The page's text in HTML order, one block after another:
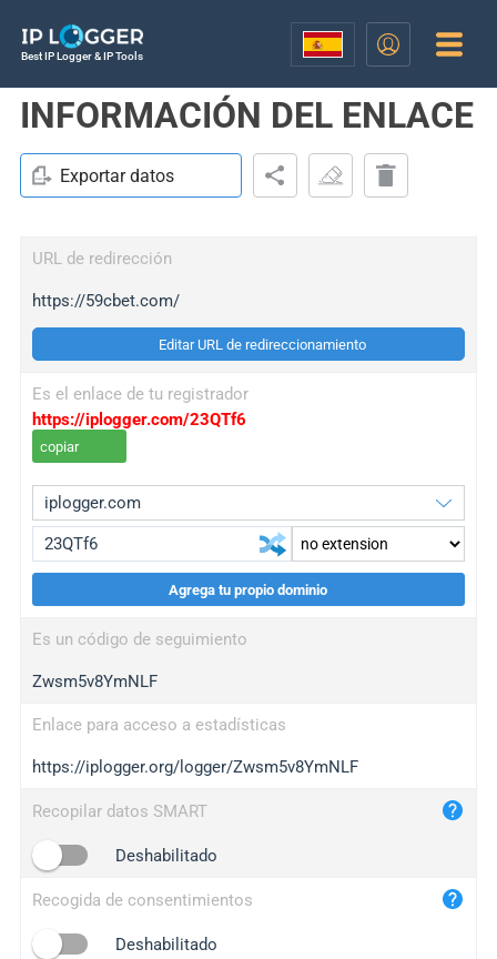
Best IP Logger & IP Tools
INFORMACIÓN DEL ENLACE
Exportar datos
URL de redirección
https://59cbet.com/
Editar URL de redireccionamiento
Es el enlace de tu registrador
https://iplogger.com/23QTf6
copiar
wl.gl
ed.tc
iplogger.com
maper.info
2no.co
yip.su
iplogger.info
Agrega tu propio dominio
Es un código de seguimiento
Zwsm5v8YmNLF
Enlace para acceso a estadísticas
https://iplogger.org/logger/Zwsm5v8YmNLF
Recopilar datos SMART
Deshabilitado
Recogida de consentimientos
Deshabilitado